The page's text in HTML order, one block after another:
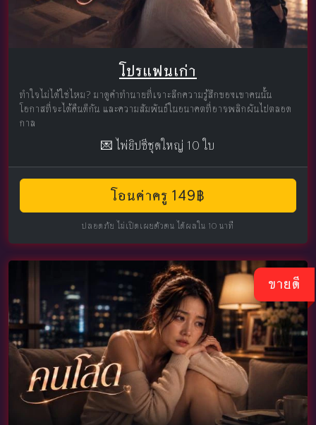
โปรแฟนเก่า
ทำใจไม่ได้ใช่ไหม? มาดูคำทำนายที่เจาะลึกความรู้สึกของเขาคนนั้น
โอกาสที่จะได้คืนดีกัน และความสัมพันธ์ในอนาคตที่อาจพลิกผันไปตลอด
กาล
💌 ไพ่ยิปซีชุดใหญ่ 10 ใบ
โอนค่าครู 149฿
ปลอดภัย ไม่เปิดเผยตัวตน ได้ผลใน 10 นาที
ขายดี